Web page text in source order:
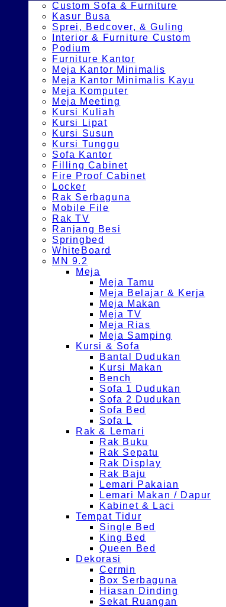
Custom Sofa & Furniture
Kasur Busa
Sprei, Bedcover, & Guling
Interior & Furniture Custom
Podium
Furniture Kantor
Meja Kantor Minimalis
Meja Kantor Minimalis Kayu
Meja Komputer
Meja Meeting
Kursi Kuliah
Kursi Lipat
Kursi Susun
Kursi Tunggu
Sofa Kantor
Filling Cabinet
Fire Proof Cabinet
Locker
Rak Serbaguna
Mobile File
Rak TV
Ranjang Besi
Springbed
WhiteBoard
MN 9.2
Meja
Meja Tamu
Meja Belajar & Kerja
Meja Makan
Meja TV
Meja Rias
Meja Samping
Kursi & Sofa
Bantal Dudukan
Kursi Makan
Bench
Sofa 1 Dudukan
Sofa 2 Dudukan
Sofa Bed
Sofa L
Rak & Lemari
Rak Buku
Rak Sepatu
Rak Display
Rak Baju
Lemari Pakaian
Lemari Makan / Dapur
Kabinet & Laci
Tempat Tidur
Single Bed
King Bed
Queen Bed
Dekorasi
Cermin
Box Serbaguna
Hiasan Dinding
Sekat Ruangan